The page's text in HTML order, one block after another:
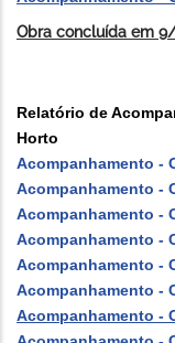
Obra concluída em
Relatório de
Horto
Acompanhamento -
Acompanhamento -
Acompanhamento -
Acompanhamento -
Acompanhamento -
Acompanhamento -
Acompanhamento -